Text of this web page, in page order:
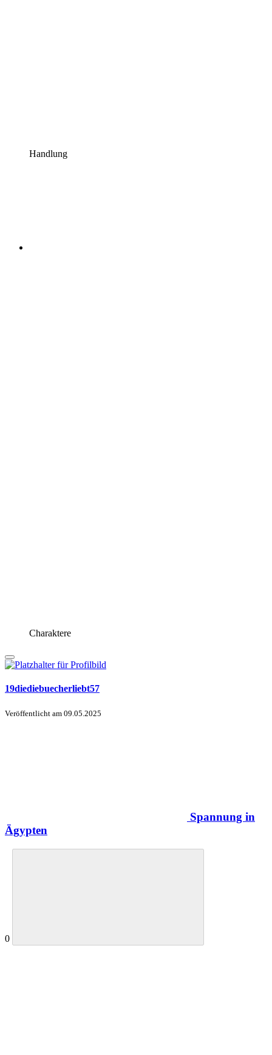
Handlung
Charaktere
19diediebuecherliebt57
Veröffentlicht am 09.05.2025
Spannung in
Ägypten
0